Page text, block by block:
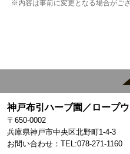
※内容は事前に変更となる場合がご
神戸布引ハーブ園／ロープ
〒650-0002
兵庫県神戸市中央区北野町1-4-3
お問い合わせ：TEL:078-271-1160